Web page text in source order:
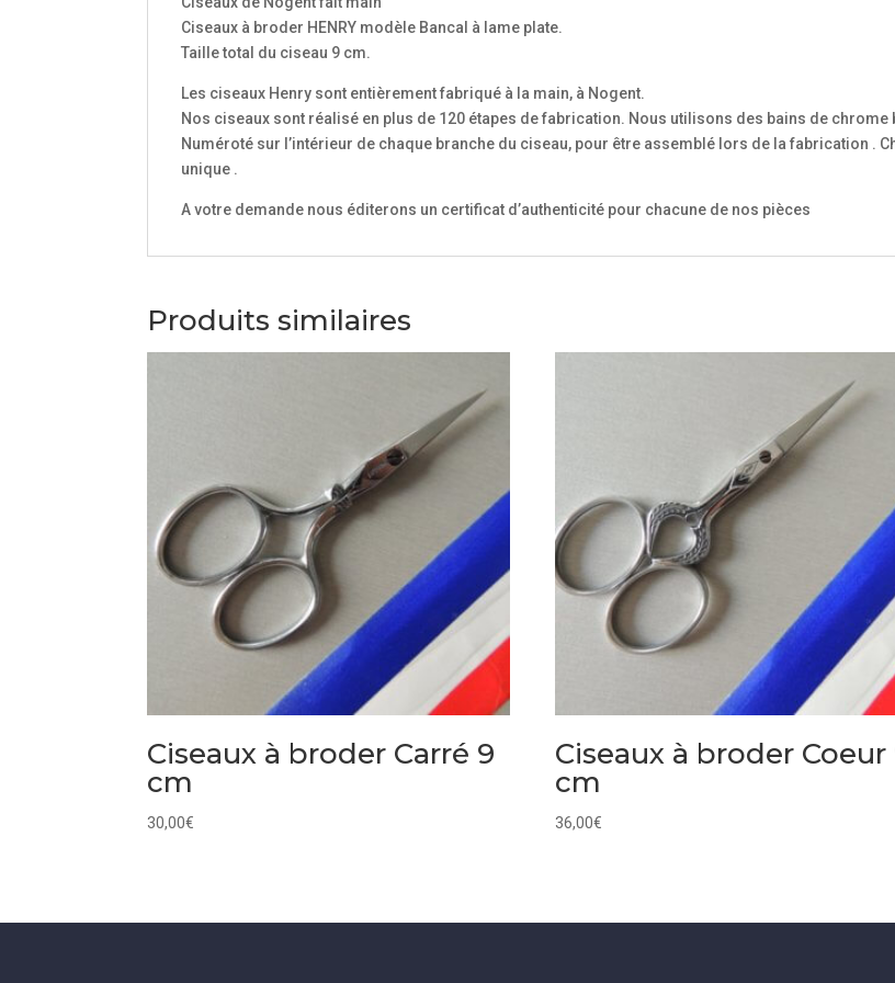
Ciseaux à broder HENRY modèle Bancal à lame plate.
Taille total du ciseau 9 cm.
Les ciseaux Henry sont entièrement fabriqué à la main, à Nogent.
Nos ciseaux sont réalisé en plus de 120 étapes de fabrication. Nous utilisons des bains de
Numéroté sur l’intérieur de chaque branche du ciseau, pour être assemblé lors de la fabrication .
unique .
A votre demande nous éditerons un certificat d’authenticité pour chacune de nos pièces
Produits similaires
Ciseaux à broder Carré 9
cm
30,00€
Ciseaux à broder Coeur
cm
36,00€